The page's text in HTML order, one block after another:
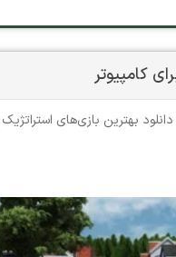
دانلود بهترین بازی‌های استراتژیک